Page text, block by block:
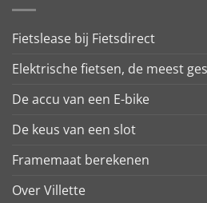
Fietslease bij Fietsdirect
Elektrische fietsen, de meest
De accu van een E-bike
De keus van een slot
Framemaat berekenen
Over Villette